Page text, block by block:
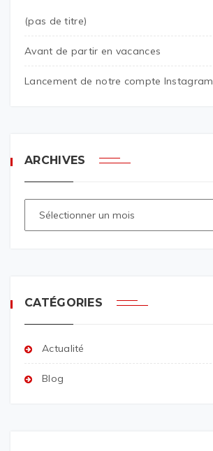
(pas de titre)
Avant de partir en vacances
Lancement de notre compte Instagram
ARCHIVES
CATÉGORIES
Actualité
Blog